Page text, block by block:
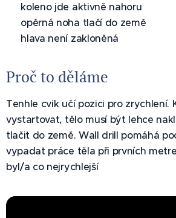
✅ koleno jde aktivně nahoru
✅ opěrná noha tlačí do země
✅ hlava není zakloněná
Proč to děláme
Tenhle cvik učí pozici pro zrychlení.
vystartovat, tělo musí být lehce
tlačit do země. Wall drill pomáhá
vypadat práce těla při prvních
byl/a co nejrychlejší